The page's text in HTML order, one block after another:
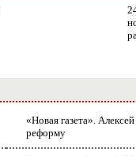
«Новая газета».
реформу